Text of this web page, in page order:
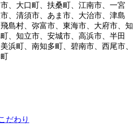
、大口町、扶桑町、江南市、一宮
、清須市、あま市、大治市、津島
島村、弥富市、東海市、大府市、知
、知立市、安城市、高浜市、半田
浜町、南知多町、碧南市、西尾市、
だわり